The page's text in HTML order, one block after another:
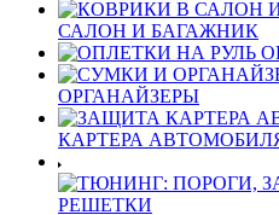
САЛОН И БАГАЖНИК
ОРГАНАЙЗЕРЫ
КАРТЕРА